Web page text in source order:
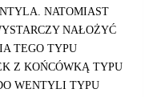
NATOMIAST
NAŁOŻYĆ
TEGO TYPU
Z KOŃCÓWKĄ TYPU
WENTYLI TYPU